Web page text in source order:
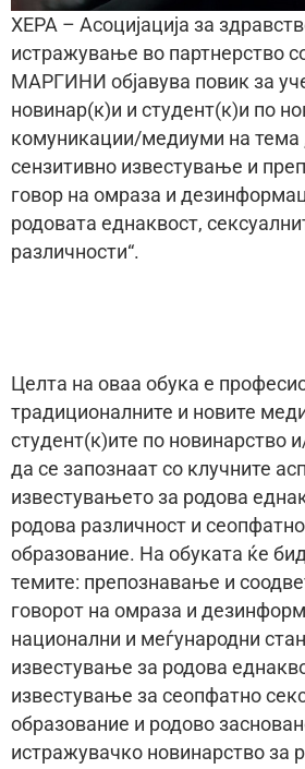
ХЕРА – Асоцијација за
истражување во партнерство
МАРГИНИ објавува повик за
новинар(к)и и студент(к)и по
комуникации/медиуми на тема
сензитивно известување и
говор на омраза и
родовата еднаквост,
различности“.
Целта на оваа обука е
традиционалните и новите
студент(к)ите по новинарство
да се запознаат со клучните
известувањето за родова
родова различност и
образование. На обуката ќе
темите: препознавање и
говорот на омраза и
национални и меѓународни
известување за родова
известување за сеопфатно
образование и родово
истражувачко новинарство за